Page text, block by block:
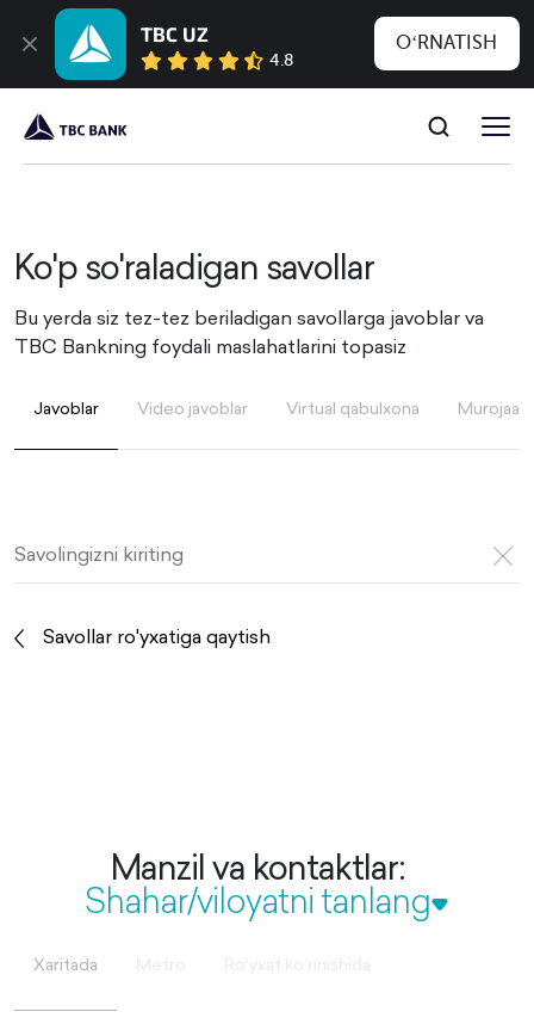
TBC UZ
4.8
OʻRNATISH
Ko'p so'raladigan savollar
Bu yerda siz tez-tez beriladigan savollarga javoblar va
TBC Bankning foydali maslahatlarini topasiz
Javoblar Video javoblar Virtual qabulxona
Savollar ro'yxatiga qaytish
Manzil va kontaktlar:
Shahar/viloyatni tanlang
Xaritada